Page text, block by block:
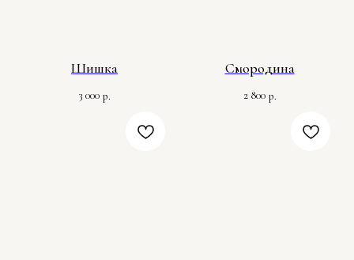
Шишка
3 000 р.
Смородина
2 800 р.